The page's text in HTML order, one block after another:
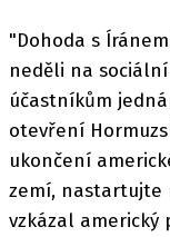
"Dohoda s
neděli na
účastníkům
otevření
ukončení
zemí, nastartujte
vzkázal americký